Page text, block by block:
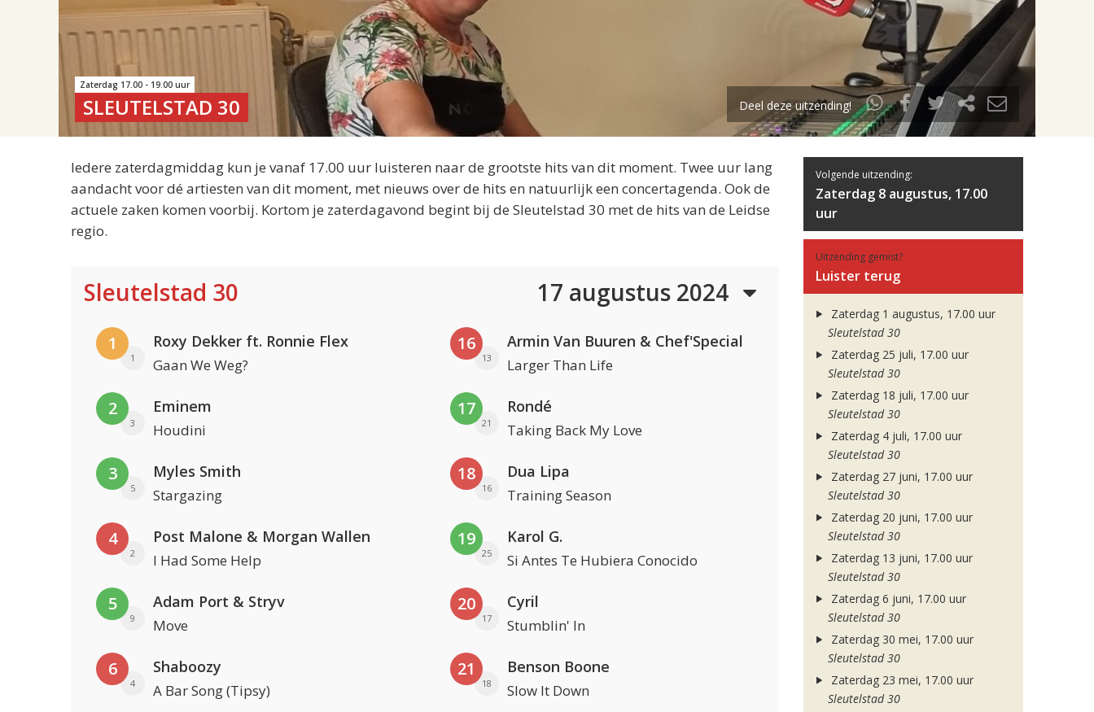
Zaterdag 17.00 - 19.00 uur
SLEUTELSTAD 30 Deel deze uitzending!
Iedere zaterdagmiddag kun je vanaf 17.00 uur luisteren naar de grootste hits van dit moment. Twee uur lang
aandacht voor dé artiesten van dit moment, met nieuws over de hits en natuurlijk een concertagenda. Ook de
actuele zaken komen voorbij. Kortom je zaterdagavond begint bij de Sleutelstad 30 met de hits van de Leidse
regio.
Sleutelstad 30 17 augustus 2024
1
1
Roxy Dekker ft. Ronnie Flex
Gaan We Weg?
2
3
Eminem
Houdini
3
5
Myles Smith
Stargazing
4
2
Post Malone & Morgan Wallen
I Had Some Help
5
9
Adam Port & Stryv
Move
6
4
Shaboozy
A Bar Song (Tipsy)
16
13
Armin Van Buuren & Chef'Special
Larger Than Life
17
21
Rondé
Taking Back My Love
18
16
Dua Lipa
Training Season
19
25
Karol G.
Si Antes Te Hubiera Conocido
20
17
Cyril
Stumblin' In
21
18
Benson Boone
Slow It Down
Volgende uitzending:
Zaterdag 8 augustus, 17.00
uur
Uitzending gemist?
Luister terug
Zaterdag 1 augustus, 17.00 uur
Sleutelstad 30
Zaterdag 25 juli, 17.00 uur
Sleutelstad 30
Zaterdag 18 juli, 17.00 uur
Sleutelstad 30
Zaterdag 4 juli, 17.00 uur
Sleutelstad 30
Zaterdag 27 juni, 17.00 uur
Sleutelstad 30
Zaterdag 20 juni, 17.00 uur
Sleutelstad 30
Zaterdag 13 juni, 17.00 uur
Sleutelstad 30
Zaterdag 6 juni, 17.00 uur
Sleutelstad 30
Zaterdag 30 mei, 17.00 uur
Sleutelstad 30
Zaterdag 23 mei, 17.00 uur
Sleutelstad 30